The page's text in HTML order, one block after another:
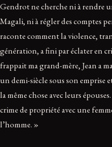
Gendrot ne cherche ni à rendre
Magali, ni à régler des comptes
raconte comment la violence,
génération, a fini par éclater en
frappait ma grand-mère, Jean a
un demi-siècle sous son
la même chose avec leurs
crime de propriété avec une
l’homme. »